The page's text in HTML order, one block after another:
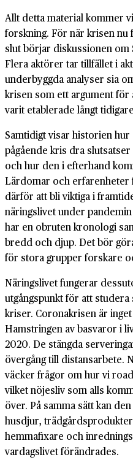
Allt detta material kommer
forskning. För när krisen
slut börjar diskussionen
Flera aktörer tar tillfället i
underbyggda analyser sia
krisen som ett argument för
varit etablerade långt
Samtidigt visar historien
pågående kris dra
och hur den i efterhand
Lärdomar och erfarenheter
därför att bli viktiga i
näringslivet under
har en obruten kronologi
bredd och djup. Det bör
för stora grupper forskare
Näringslivet fungerar
utgångspunkt för att
kriser. Coronakrisen är
Hamstringen av basvaror i
2020. De stängda
övergång till distansarbete.
väcker frågor om hur vi
vilket nöjesliv som alls
över. På samma sätt kan
husdjur,
hemmafixare och
vardagslivet förändrades.